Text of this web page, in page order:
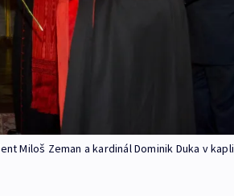
Miloš Zeman a kardinál Dominik Duka v kapli